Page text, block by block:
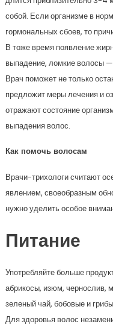
собой. Если организме в
гормональных сбоев, то
В тоже время появление
выпадение, ломкие волосы —
Врач поможет не только
предложит меры лечения и
отражают состояние
выпадения волос.
Как помочь волосам
Врачи-трихологи считают
явлением, своеобразным
нужно уделить особое
Питание
Употребляйте больше
абрикосы, изюм, чернослив,
зеленый чай, бобовые и
Для здоровья волос